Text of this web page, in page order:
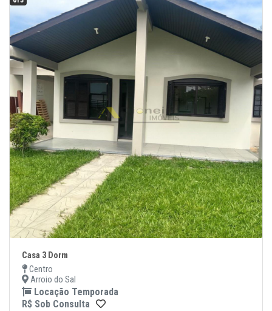
Casa 3 Dorm
Centro
Arroio do Sal
Locação Temporada
R$ Sob Consulta